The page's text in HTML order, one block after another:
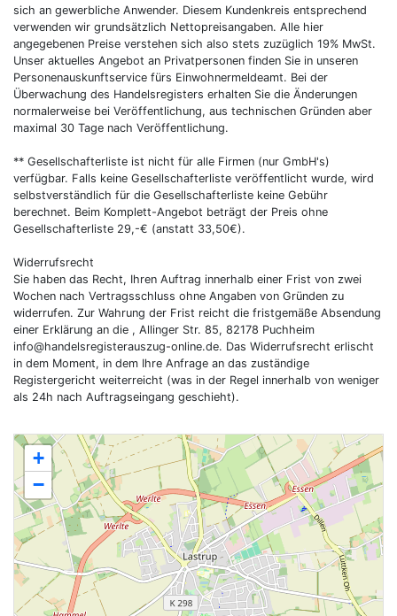
+
−
sich an gewerbliche Anwender. Diesem Kundenkreis entsprechend
verwenden wir grundsätzlich Nettopreisangaben. Alle hier
angegebenen Preise verstehen sich also stets zuzüglich 19% MwSt.
Unser aktuelles Angebot an Privatpersonen finden Sie in unseren
Personenauskunftservice fürs Einwohnermeldeamt. Bei der
Überwachung des Handelsregisters erhalten Sie die Änderungen
normalerweise bei Veröffentlichung, aus technischen Gründen aber
maximal 30 Tage nach Veröffentlichung.
** Gesellschafterliste ist nicht für alle Firmen (nur GmbH's)
verfügbar. Falls keine Gesellschafterliste veröffentlicht wurde, wird
selbstverständlich für die Gesellschafterliste keine Gebühr
berechnet. Beim Komplett-Angebot beträgt der Preis ohne
Gesellschafterliste 29,-€ (anstatt 33,50€).
Widerrufsrecht
Sie haben das Recht, Ihren Auftrag innerhalb einer Frist von zwei
Wochen nach Vertragsschluss ohne Angaben von Gründen zu
widerrufen. Zur Wahrung der Frist reicht die fristgemäße Absendung
einer Erklärung an die , Allinger Str. 85, 82178 Puchheim
info@handelsregisterauszug-online.de. Das Widerrufsrecht erlischt
in dem Moment, in dem Ihre Anfrage an das zuständige
Registergericht weiterreicht (was in der Regel innerhalb von weniger
als 24h nach Auftragseingang geschieht).